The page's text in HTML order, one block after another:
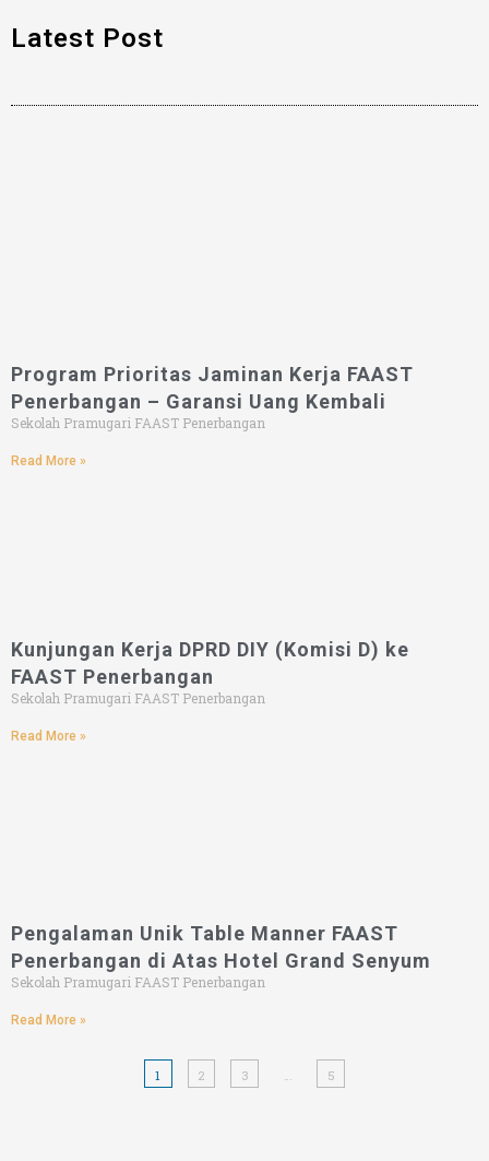
Latest Post
Program Prioritas Jaminan Kerja FAAST
Penerbangan – Garansi Uang Kembali
Sekolah Pramugari FAAST Penerbangan
Read More »
Kunjungan Kerja DPRD DIY (Komisi D) ke
FAAST Penerbangan
Sekolah Pramugari FAAST Penerbangan
Read More »
Pengalaman Unik Table Manner FAAST
Penerbangan di Atas Hotel Grand Senyum
Sekolah Pramugari FAAST Penerbangan
Read More »
1 2 3 … 5